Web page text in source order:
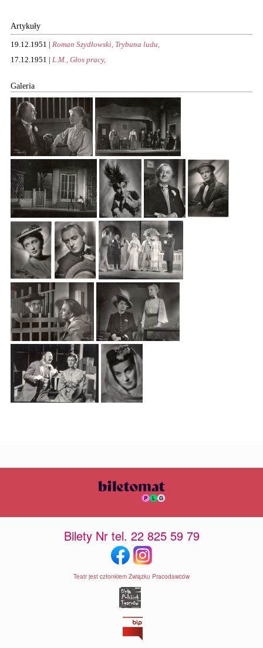
Artykuły
19.12.1951 | Roman Szydłowski, Trybuna ludu,
17.12.1951 | L.M., Głos pracy,
Galeria
Bilety Nr tel. 22 825 59 79
Teatr jest członkiem Związku Pracodawców